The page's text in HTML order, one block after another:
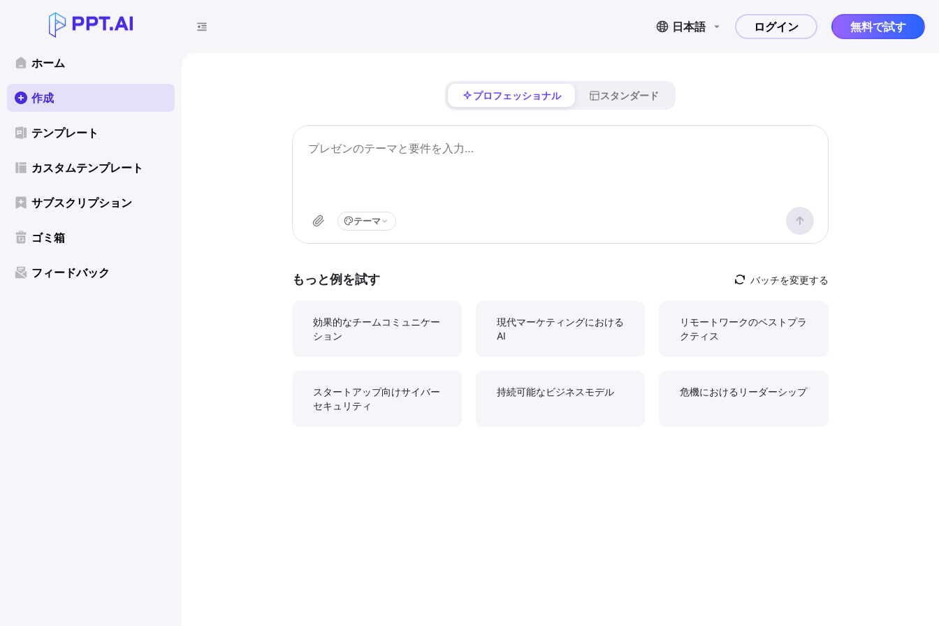
ホーム
作成
テンプレート
カスタムテンプレート
サブスクリプション
ゴミ箱
フィードバック
日本語 ログイン 無料で試す
プロフェッショナル スタンダード
テーマ
もっと例を試す バッチを変更する
効果的なチームコミュニケー
ション
現代マーケティングにおける
AI
リモートワークのベストプラ
クティス
スタートアップ向けサイバー
セキュリティ
持続可能なビジネスモデル 危機におけるリーダーシップ